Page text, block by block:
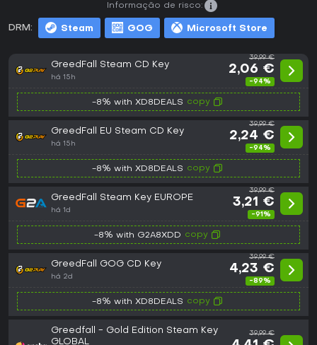
DRM: Steam GOG Microsoft Store
Informação de risco:
GreedFall Steam CD Key
há 15h
39,99 €
2,06 €
-94%
-8% with XD8DEALS copy
GreedFall EU Steam CD Key
há 15h
39,99 €
2,24 €
-94%
-8% with XD8DEALS copy
GreedFall Steam Key EUROPE
há 1d
39,99 €
3,21 €
-91%
-8% with G2A8XDD copy
GreedFall GOG CD Key
há 2d
39,99 €
4,23 €
-89%
-8% with XD8DEALS copy
Greedfall - Gold Edition Steam Key
GLOBAL
39,99 €